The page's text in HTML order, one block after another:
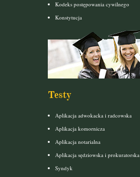
Kodeks postępowania cywilnego
Konstytucja
Testy
Aplikacja adwokacka i radcowska
Aplikacja komornicza
Aplikacja notarialna
Aplikacja sędziowska i prokuratorska
Syndyk